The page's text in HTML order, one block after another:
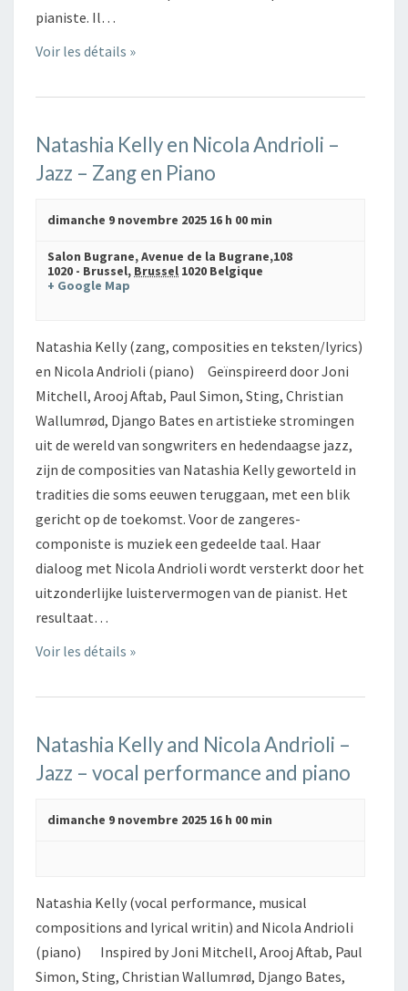
pianiste. Il…
Voir les détails »
Natashia Kelly en Nicola Andrioli –
Jazz – Zang en Piano
dimanche 9 novembre 2025 16 h 00 min
Salon Bugrane,Avenue de la Bugrane,108
1020 - Brussel, Brussel 1020 Belgique
+ Google Map
Natashia Kelly (zang, composities en teksten/lyrics)
en Nicola Andrioli (piano) Geïnspireerd door Joni
Mitchell, Arooj Aftab, Paul Simon, Sting, Christian
Wallumrød, Django Bates en artistieke stromingen
uit de wereld van songwriters en hedendaagse jazz,
zijn de composities van Natashia Kelly geworteld in
tradities die soms eeuwen teruggaan, met een blik
gericht op de toekomst. Voor de zangeres-
componiste is muziek een gedeelde taal. Haar
dialoog met Nicola Andrioli wordt versterkt door het
uitzonderlijke luistervermogen van de pianist. Het
resultaat…
Voir les détails »
Natashia Kelly and Nicola Andrioli –
Jazz – vocal performance and piano
dimanche 9 novembre 2025 16 h 00 min
Natashia Kelly (vocal performance, musical
compositions and lyrical writin) and Nicola Andrioli
(piano) Inspired by Joni Mitchell, Arooj Aftab, Paul
Simon, Sting, Christian Wallumrød, Django Bates,